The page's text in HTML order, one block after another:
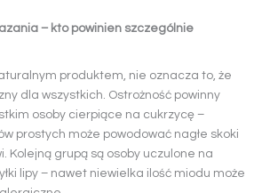
– kto powinien szczególnie
produktem, nie oznacza to, że
dla wszystkich. Ostrożność powinny
osoby cierpiące na cukrzycę –
prostych może powodować nagłe skoki
Kolejną grupą są osoby uczulone na
lipy – nawet niewielka ilość miodu może